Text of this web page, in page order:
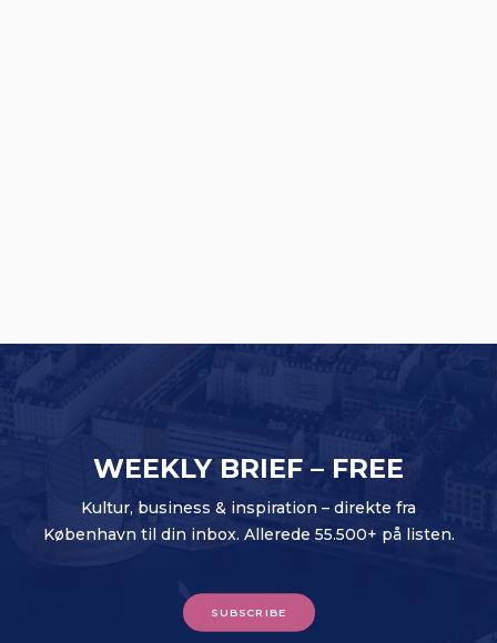
WEEKLY BRIEF – FREE
Kultur, business & inspiration – direkte fra
København til din inbox. Allerede 55.500+ på listen.
SUBSCRIBE